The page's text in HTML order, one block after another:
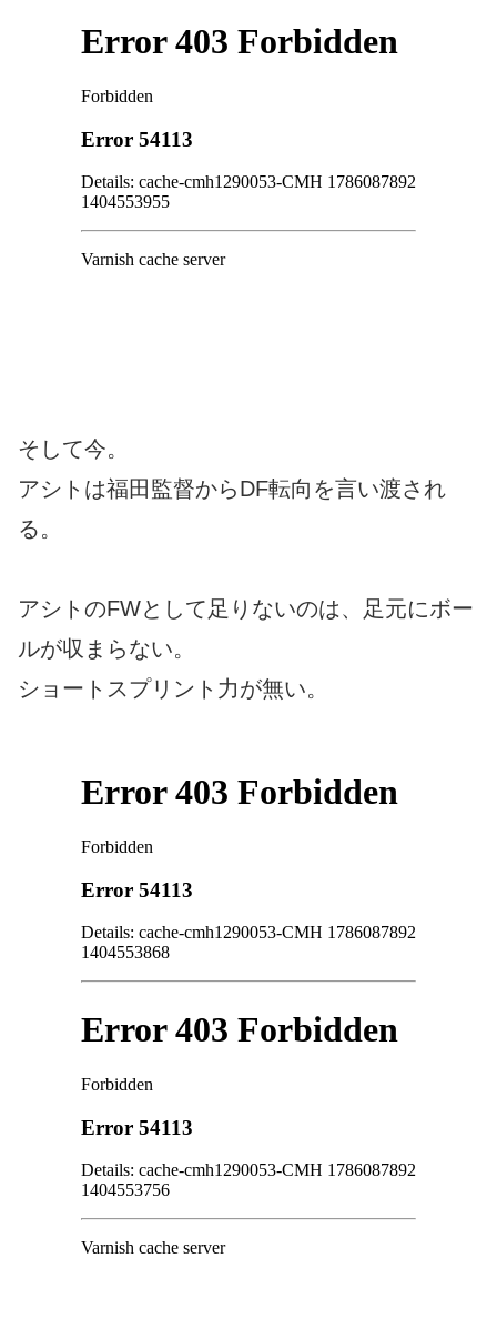
そして今。
アシトは福田監督からDF転向を言い渡され
る。
アシトのFWとして足りないのは、足元にボー
ルが収まらない。
ショートスプリント力が無い。